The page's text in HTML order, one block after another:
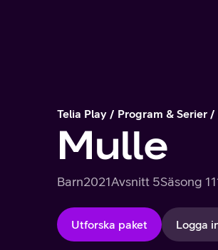
Telia Play Program & Serier
Mulle
Barn2021Avsnitt 5Säsong 1
Utforska paket Logga